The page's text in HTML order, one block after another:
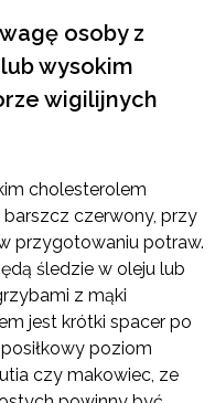
osoby z
wysokim
wigilijnych
cholesterolem
czerwony, przy
przygotowaniu potraw.
śledzie w oleju lub
z mąki
jest krótki spacer po
poziom
czy makowiec, ze